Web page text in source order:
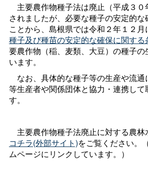
主要農作物種子法は廃止（平成３０
されましたが、必要な種子の安定的
ことから、島根県では令和２年１２月
種子及び種苗の安定的な確保に関する
要農作物（稲、麦類、大豆）の種子
います。
なお、具体的な種子等の生産や流通
等生産者や関係団体と協力・連携して
す。
主要農作物種子法廃止に対する農林
コチラ(外部サイト)をご覧ください。
ムページにリンクしています。）